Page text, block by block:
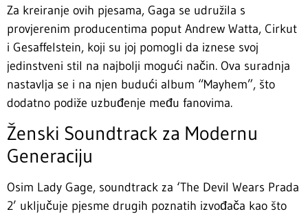
Za kreiranje ovih pjesama, Gaga se udružila s
provjerenim producentima poput Andrew Watta, Cirkut
i Gesaffelstein, koji su joj pomogli da iznese svoj
jedinstveni stil na najbolji mogući način. Ova suradnja
nastavlja se i na njen budući album “Mayhem”, što
dodatno podiže uzbuđenje među fanovima.
Ženski Soundtrack za Modernu
Generaciju
Osim Lady Gage, soundtrack za ‘The Devil Wears Prada
2’ uključuje pjesme drugih poznatih izvođača kao što